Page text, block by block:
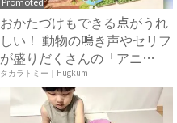
おかたづけもできる点がうれ
しい！ 動物の鳴き声やセリフ
が盛りだくさんの「アニ
ア ...
タカラトミー｜Hugkum